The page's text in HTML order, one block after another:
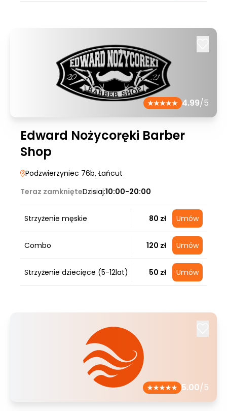
4.99/5
Edward Nożycoręki Barber
Shop
Podzwierzyniec 76b, Łańcut
Teraz zamknięteDzisiaj:10:00-20:00
Strzyżenie męskie 80 zł Umów
Combo 120 zł Umów
Strzyżenie dziecięce (5-12lat) 50 zł Umów
5.00/5